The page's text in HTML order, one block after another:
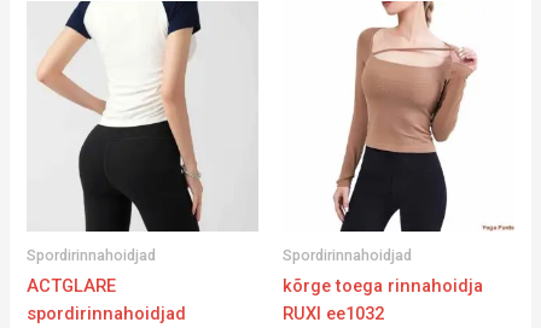
Spordirinnahoidjad
ACTGLARE
spordirinnahoidjad
Spordirinnahoidjad
kõrge toega rinnahoidja
RUXI ee1032